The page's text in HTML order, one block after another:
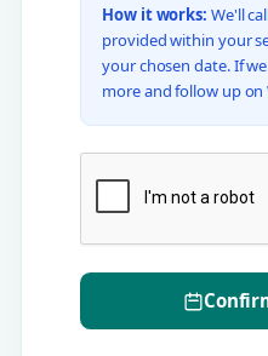
How it works: We'll
provided within your
your chosen date. If
more and follow up on